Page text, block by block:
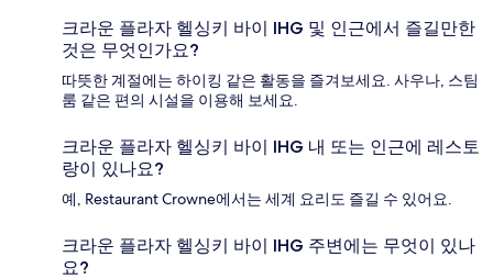
크라운 플라자 헬싱키 바이 IHG 및 인근에서 즐길만한
것은 무엇인가요?
따뜻한 계절에는 하이킹 같은 활동을 즐겨보세요. 사우나, 스팀
룸 같은 편의 시설을 이용해 보세요.
크라운 플라자 헬싱키 바이 IHG 내 또는 인근에 레스토
랑이 있나요?
예, Restaurant Crowne에서는 세계 요리도 즐길 수 있어요.
크라운 플라자 헬싱키 바이 IHG 주변에는 무엇이 있나
요?